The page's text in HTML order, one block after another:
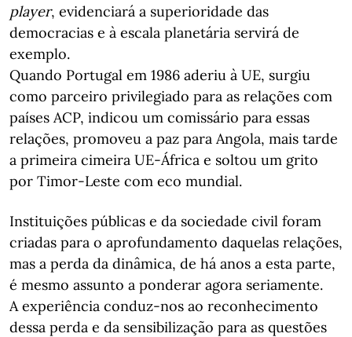
player, evidenciará a superioridade das
democracias e à escala planetária servirá de
exemplo.
Quando Portugal em 1986 aderiu à UE, surgiu
como parceiro privilegiado para as relações com
países ACP, indicou um comissário para essas
relações, promoveu a paz para Angola, mais tarde
a primeira cimeira UE-África e soltou um grito
por Timor-Leste com eco mundial.
Instituições públicas e da sociedade civil foram
criadas para o aprofundamento daquelas relações,
mas a perda da dinâmica, de há anos a esta parte,
é mesmo assunto a ponderar agora seriamente.
A experiência conduz-nos ao reconhecimento
dessa perda e da sensibilização para as questões